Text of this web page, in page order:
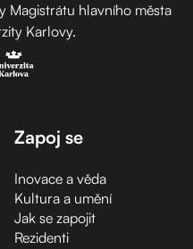
Magistrátu hlavního města
Karlovy.
Zapoj se
Inovace a věda
Kultura a umění
Jak se zapojit
Rezidenti